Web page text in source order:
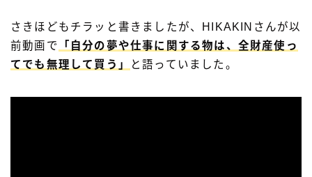
さきほどもチラッと書きましたが、HIKAKINさんが以
前動画で
「自分の夢や仕事に関する物は、全財産使っ
てでも無理して買う」
と語っていました。